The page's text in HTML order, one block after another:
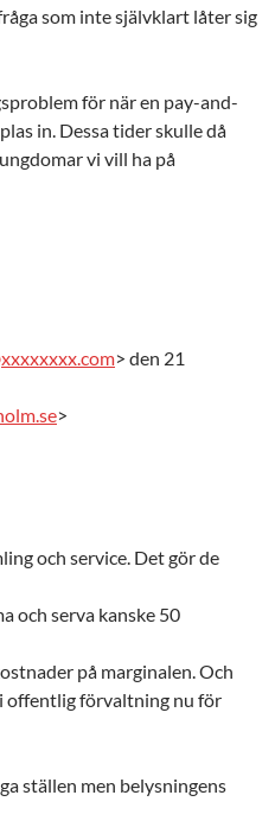
som inte självklart låter sig
för när en pay-and-
in. Dessa tider skulle då
vi vill ha på
> den 21
>
och service. Det gör de
och serva kanske 50
på marginalen. Och
offentlig förvaltning nu för
ställen men belysningens